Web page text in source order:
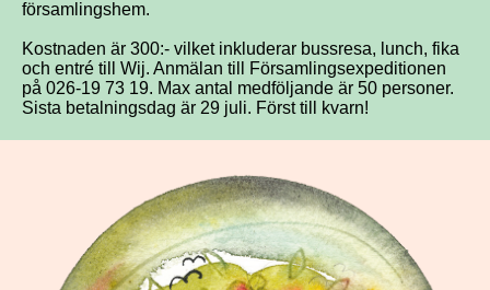
församlingshem.
Kostnaden är 300:- vilket inkluderar bussresa, lunch, fika
och entré till Wij. Anmälan till Församlingsexpeditionen
på 026-19 73 19. Max antal medföljande är 50 personer.
Sista betalningsdag är 29 juli. Först till kvarn!